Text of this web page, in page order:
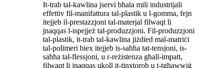
It-trab tal-kawlina jservi bħala mili industrijali
effettiv fil-manifattura tal-plastik u l-gomma, fejn
itejjeb il-prestazzjoni tal-materjal filwaqt li
jnaqqas l-ispejjeż tal-produzzjoni. Fil-produzzjoni
tal-plastik, it-trab tal-kawlina jiżdied mal-matriċi
tal-polimeri biex itejjeb is-saħħa tat-tensjoni, is-
saħħa tal-flessjoni, u r-reżistenza għall-impatt,
filwaqt li jnaqqas ukoll it-tinxtorob u t-tgħawwiġ